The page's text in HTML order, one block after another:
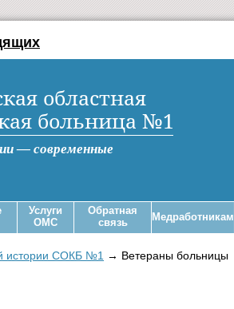
областная
больница №1
— современные
Услуги
ОМС
Обратная
связь
Медработникам
истории СОКБ №1 → Ветераны больницы